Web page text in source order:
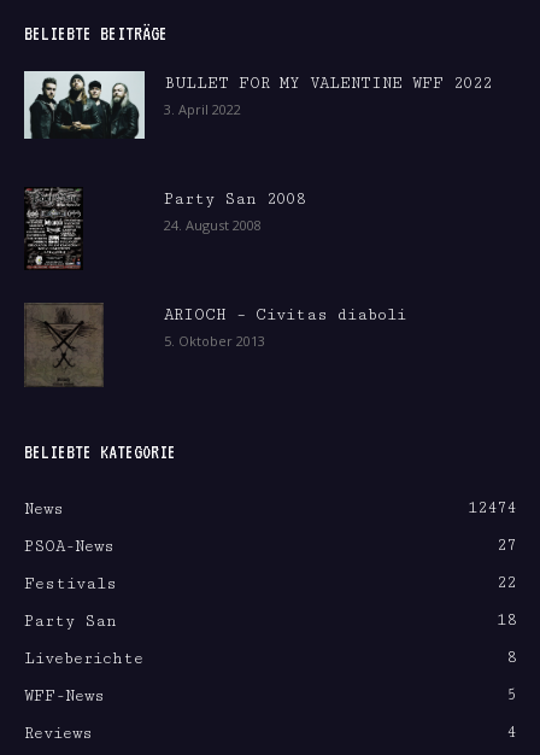
BELIEBTE BEITRÄGE
BULLET FOR MY VALENTINE WFF 2022
3. April 2022
Party San 2008
24. August 2008
ARIOCH – Civitas diaboli
5. Oktober 2013
BELIEBTE KATEGORIE
News
12474
PSOA-News
27
Festivals
22
Party San
18
Liveberichte
8
WFF-News
5
Reviews
4